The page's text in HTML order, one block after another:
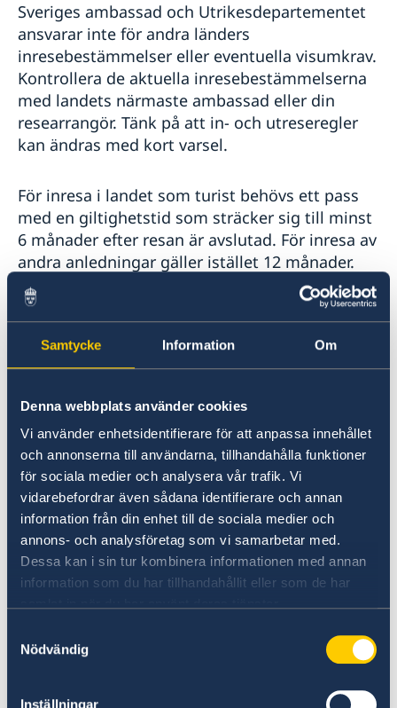
Samtycke Information Om
Denna webbplats använder cookies
Vi använder enhetsidentifierare för att anpassa innehållet
och annonserna till användarna, tillhandahålla funktioner
för sociala medier och analysera vår trafik. Vi
vidarebefordrar även sådana identifierare och annan
information från din enhet till de sociala medier och
annons- och analysföretag som vi samarbetar med.
Dessa kan i sin tur kombinera informationen med annan
information som du har tillhandahållit eller som de har
Nödvändig
Inställningar
Akut hjälp
Larmcentraler
Pass utomlands
Provisoriskt pass
Förnyelse av pass
Förlust av pass
Andra konsulära tjänster
Ambassadens reseinformation
Aktuella händelser
Allmänna säkerhetsläget
Terrorism
Naturförhållanden och katastrofer
In- och utresebestämmelser
Hälso- och sjukvård
Kriminalitet och personlig säkerhet
Trafiksäkerhet
Resa i landet
Råd till svenska resenärer
Övriga upplysningar
Inför resan
Sveriges ambassad och Utrikesdepartementet
ansvarar inte för andra länders
inresebestämmelser eller eventuella visumkrav.
Kontrollera de aktuella inresebestämmelserna
med landets närmaste ambassad eller din
researrangör. Tänk på att in- och utreseregler
kan ändras med kort varsel.
För inresa i landet som turist behövs ett pass
med en giltighetstid som sträcker sig till minst
6 månader efter resan är avslutad. För inresa av
andra anledningar gäller istället 12 månader.
Svenska medborgare behöver inte turistvisum
för inresa till São Tomé & Príncipe vid vistelse i
max 2 veckor (15 dagar). För längre vistelser,
Portugal eller Belgien. Tänk på att ansöka om
visum i god tid innan avresan.
Belgien
E-post:ambassade@saotomeeprincipe.be
Portugal
på den